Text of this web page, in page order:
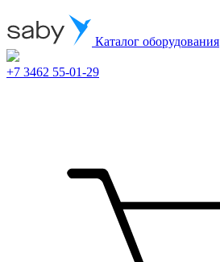
Каталог оборудования
+7 3462 55-01-29